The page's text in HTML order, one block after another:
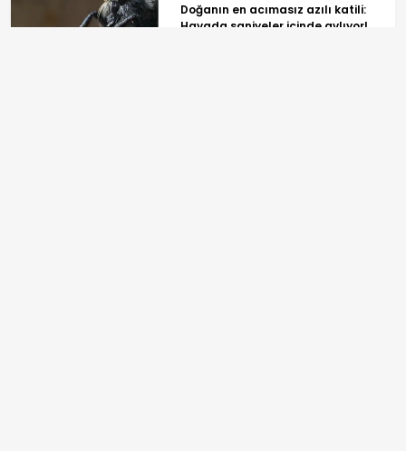
Doğanın en acımasız azılı katili:
Havada saniyeler içinde avlıyor!